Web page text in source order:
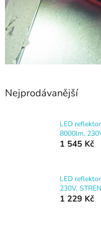
Nejprodávanější
LED
8000lm,
1 545 Kč
LED
230V,
1 229 Kč